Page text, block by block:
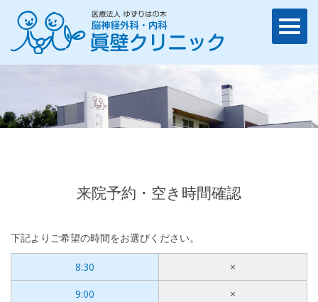
来院予約・空き時間確認
下記よりご希望の時間をお選びください。
8:30
×
9:00
×